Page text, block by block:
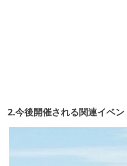
2.今後開催される関連イベ